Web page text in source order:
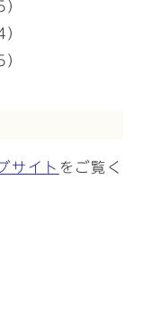
サイト をご覧く